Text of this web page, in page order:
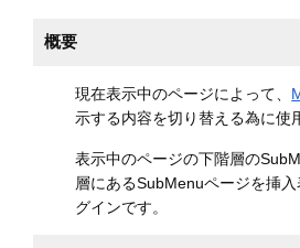
概要
現在表示中のページによって、
示する内容を切り替える為に使
表示中のページの下階層の
層にあるSubMenuページを挿
グインです。